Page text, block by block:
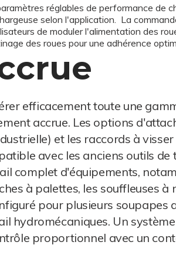
réglables de performance de
selon l'application. La
de moduler l'alimentation des
des roues pour une adhérence
efficacement toute une
accrue. Les options
et les raccords à
avec les anciens outils de
complet d'équipements,
à palettes, les souffleuses à
pour plusieurs soupapes
hydromécaniques. Un
proportionnel avec un